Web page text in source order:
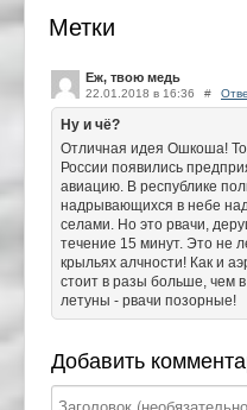
Метки
Еж, твою медь
22.01.2018 в 16:36 #
Ну и чё?
Отличная идея Ошкоша!
России появились
авиацию. В республике
надрывающихся в небе
селами. Но это рвачи,
течение 15 минут. Это не
крыльях алчности! Как и
стоит в разы больше, чем
летуны - рвачи позорные!
Добавить